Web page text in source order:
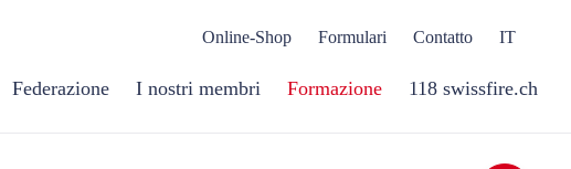
Online-Shop Formulari Contatto IT
Federazione I nostri membri Formazione 118 swissfire.ch